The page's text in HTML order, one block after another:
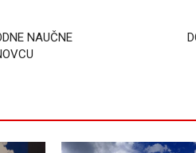
NAUČNE